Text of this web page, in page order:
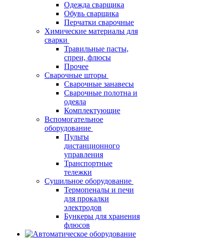
Одежда сварщика
Обувь сварщика
Перчатки сварочные
Химические материалы для
сварки
Травильные пасты,
спреи, флюсы
Прочее
Сварочные шторы
Сварочные занавесы
Сварочные полотна и
одеяла
Комплектующие
Вспомогательное
оборудование
Пульты
дистанционного
управления
Транспортные
тележки
Сушильное оборудование
Термопеналы и печи
для прокалки
электродов
Бункеры для хранения
флюсов